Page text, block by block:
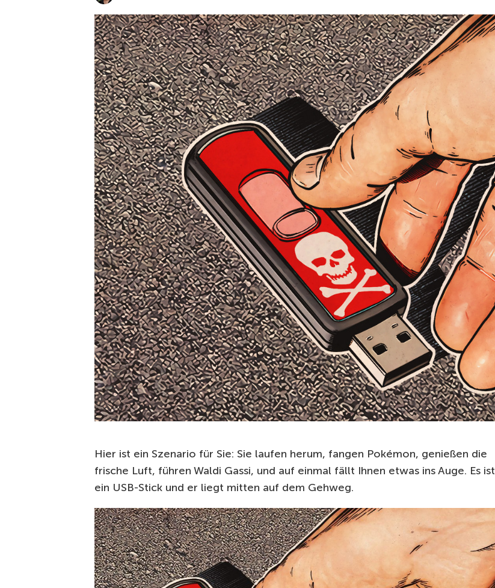
Hier ist ein Szenario für Sie: Sie laufen herum, fangen Pokémon, genießen die
frische Luft, führen Waldi Gassi, und auf einmal fällt Ihnen etwas ins Auge. Es ist
ein USB-Stick und er liegt mitten auf dem Gehweg.